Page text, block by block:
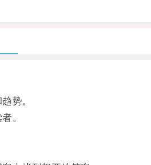
势。
。